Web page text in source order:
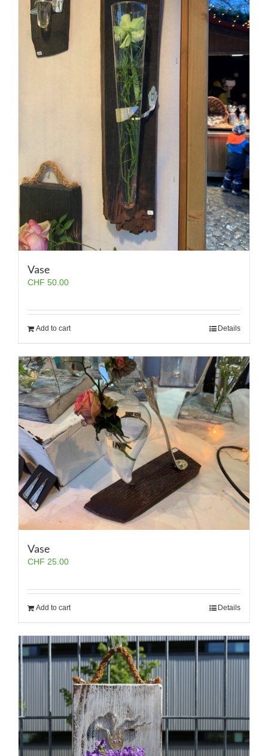
Vase
CHF 50.00
Add to cart Details
Vase
CHF 25.00
Add to cart Details